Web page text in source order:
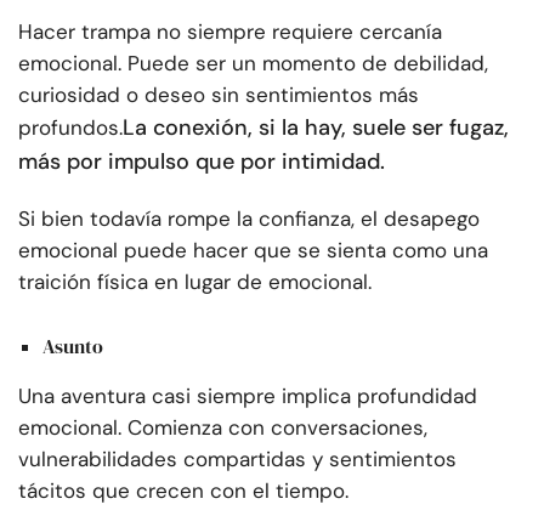
Hacer trampa no siempre requiere cercanía
emocional. Puede ser un momento de debilidad,
curiosidad o deseo sin sentimientos más
profundos.La conexión, si la hay, suele ser fugaz,
más por impulso que por intimidad.
Si bien todavía rompe la confianza, el desapego
emocional puede hacer que se sienta como una
traición física en lugar de emocional.
Asunto
Una aventura casi siempre implica profundidad
emocional. Comienza con conversaciones,
vulnerabilidades compartidas y sentimientos
tácitos que crecen con el tiempo.